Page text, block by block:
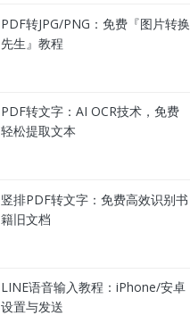
PDF转JPG/PNG：免费『图片转换
先生』教程
PDF转文字：AI OCR技术，免费
轻松提取文本
竖排PDF转文字：免费高效识别书
籍旧文档
LINE语音输入教程：iPhone/安卓
设置与发送